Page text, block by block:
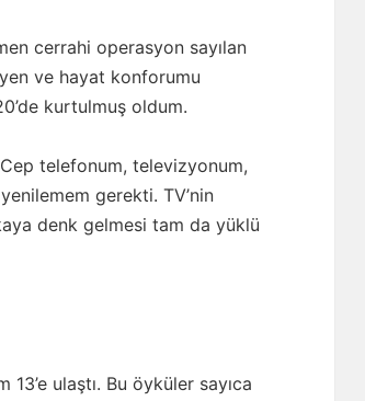
cerrahi operasyon sayılan
ve hayat konforumu
kurtulmuş oldum.
telefonum, televizyonum,
gerekti. TV’nin
denk gelmesi tam da yüklü
ulaştı. Bu öyküler sayıca